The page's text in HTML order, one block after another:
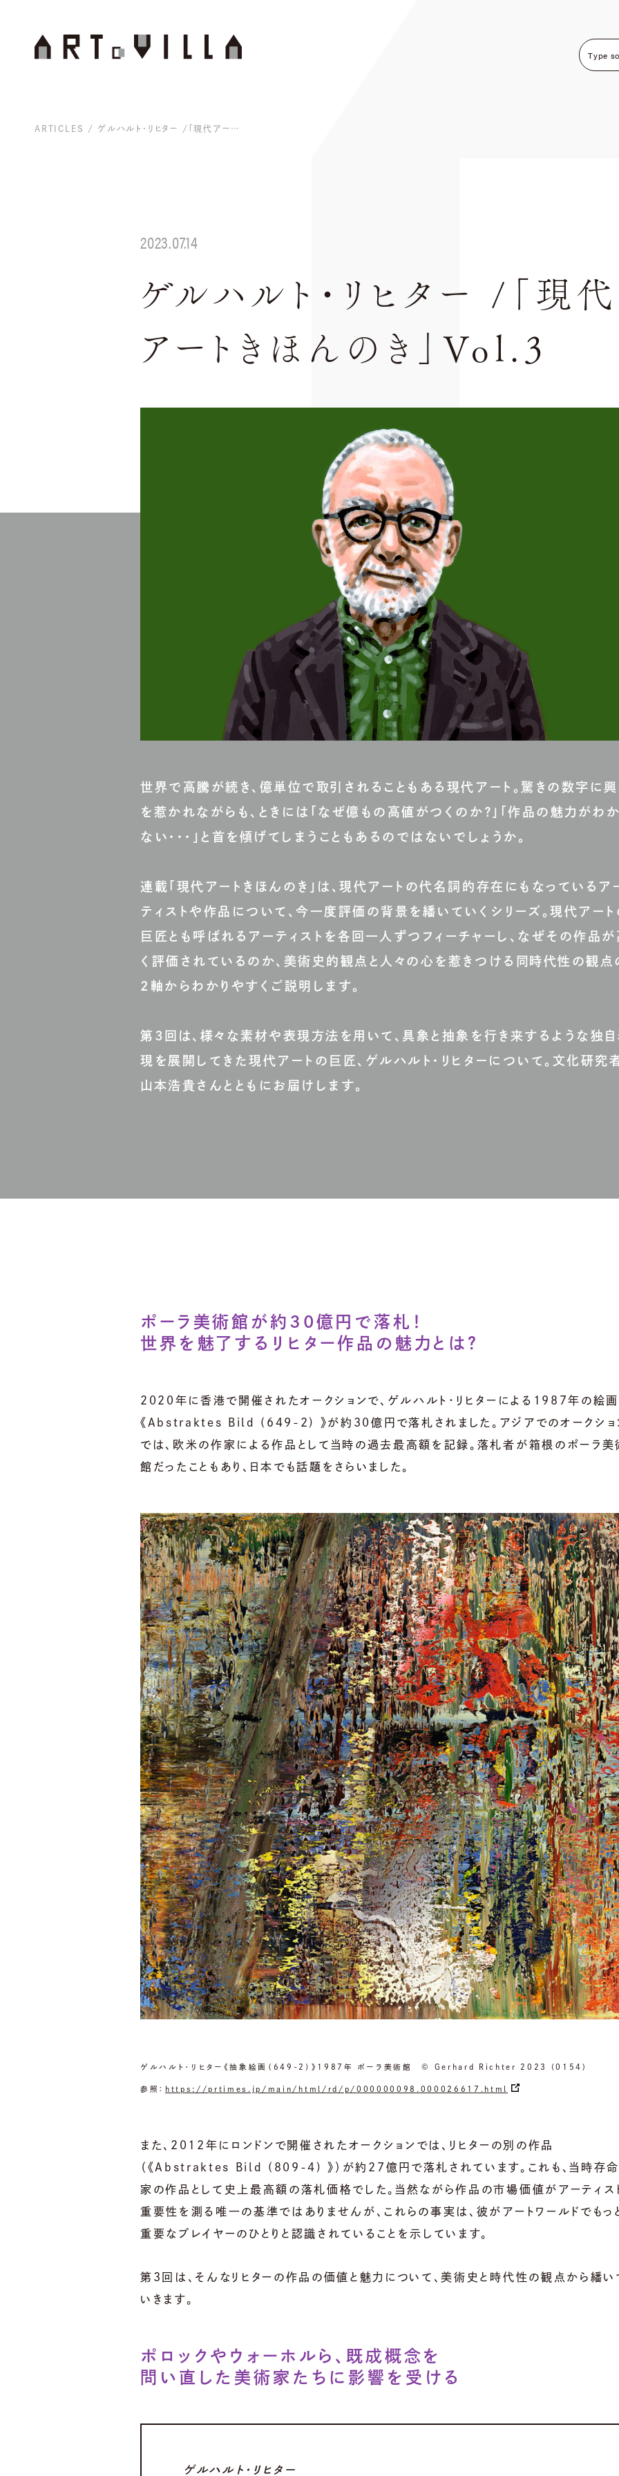
ARTICLES ゲルハルト・リヒター /「現代アートきほんのき」Vol.3
2023.07.14
ゲルハルト・リヒター /「現代
アートきほんのき」Vol.3
世界で高騰が続き、億単位で取引されることもある現代アート。驚きの数字に
を惹かれながらも、ときには「なぜ億もの高値がつくのか？」「作品の魅力がわ
ない・・・」と首を傾げてしまうこともあるのではないでしょうか。
連載「現代アートきほんのき」は、現代アートの代名詞的存在にもなっているア
ティストや作品について、今一度評価の背景を繙いていくシリーズ。現代アート
巨匠とも呼ばれるアーティストを各回一人ずつフィーチャーし、なぜその作品が
く評価されているのか、美術史的観点と人々の心を惹きつける同時代性の観点
2軸からわかりやすくご説明します。
第3回は、様々な素材や表現方法を用いて、具象と抽象を行き来するような独自
現を展開してきた現代アートの巨匠、ゲルハルト・リヒターについて。文化研究
山本浩貴さんとともにお届けします。
ポーラ美術館が約30億円で落札！
世界を魅了するリヒター作品の魅力とは？
2020年に香港で開催されたオークションで、ゲルハルト・リヒターによる1987年の絵画
《Abstraktes Bild (649-2) 》が約30億円で落札されました。アジアでのオークショ
では、欧米の作家による作品として当時の過去最高額を記録。落札者が箱根のポーラ美
館だったこともあり、日本でも話題をさらいました。
ゲルハルト・リヒター《抽象絵画（649-2）》1987年 ポーラ美術館 © Gerhard Richter 2023 (0154)
参照： https://prtimes.jp/main/html/rd/p/000000098.000026617.html
また、2012年にロンドンで開催されたオークションでは、リヒターの別の作品
（《Abstraktes Bild (809-4) 》）が約27億円で落札されています。これも、当時存
家の作品として史上最高額の落札価格でした。当然ながら作品の市場価値がアーティス
重要性を測る唯一の基準ではありませんが、これらの事実は、彼がアートワールドでもっ
重要なプレイヤーのひとりと認識されていることを示しています。
第3回は、そんなリヒターの作品の価値と魅力について、美術史と時代性の観点から繙い
いきます。
ポロックやウォーホルら、既成概念を
問い直した美術家たちに影響を受ける
ゲルハルト・リヒター